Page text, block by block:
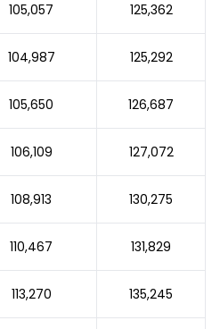
105,057 125,362
104,987 125,292
105,650 126,687
106,109 127,072
108,913 130,275
110,467 131,829
113,270 135,245